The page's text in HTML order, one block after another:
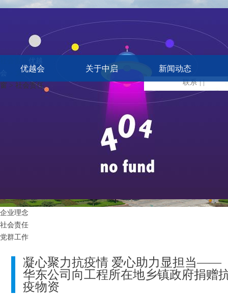
优越会 关于中启 新闻动态
联系 | |
> 文化视
窗 > 社会责任
企业理念
社会责任
党群工作
凝心聚力抗疫情 爱心助力显担当——
华东公司向工程所在地乡镇政府捐赠
疫物资